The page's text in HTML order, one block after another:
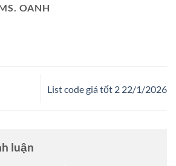
OANH
List code giá tốt 2 22/1/2026
luận